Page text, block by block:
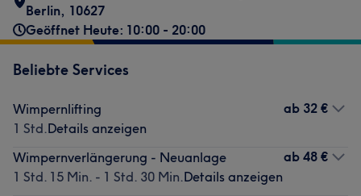
Berlin, 10627
Geöffnet Heute: 10:00 - 20:00
Beliebte Services
Wimpernlifting
1 Std.Details anzeigen
ab 32 €
Wimpernverlängerung - Neuanlage
1 Std. 15 Min. - 1 Std. 30 Min.Details anzeigen
ab 48 €